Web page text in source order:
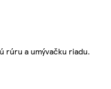
rúru a umývačku riadu.